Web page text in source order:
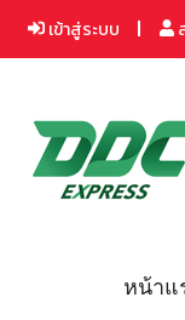
เข้าสู่ระบบ
หน้าแ